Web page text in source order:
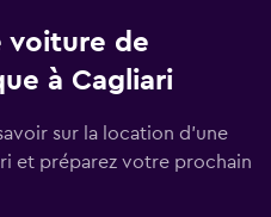
voiture de
à Cagliari
sur la location d'une
et préparez votre prochain